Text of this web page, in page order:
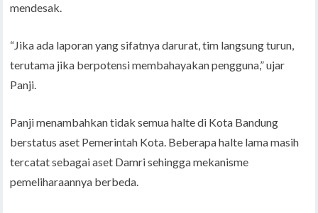
mendesak.
“Jika ada laporan yang sifatnya darurat, tim langsung turun,
terutama jika berpotensi membahayakan pengguna,” ujar
Panji.
Panji menambahkan tidak semua halte di Kota Bandung
berstatus aset Pemerintah Kota. Beberapa halte lama masih
tercatat sebagai aset Damri sehingga mekanisme
pemeliharaannya berbeda.